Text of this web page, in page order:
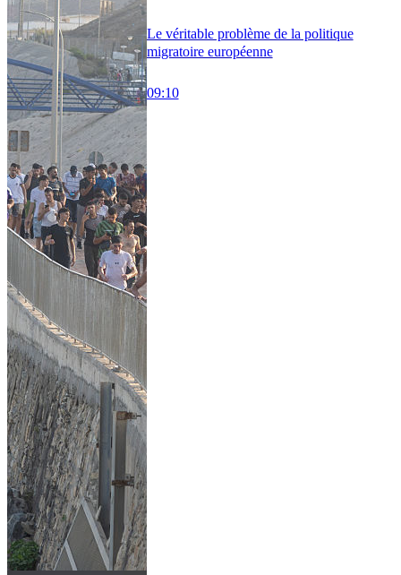
Le véritable problème de la politique
migratoire européenne
09:10